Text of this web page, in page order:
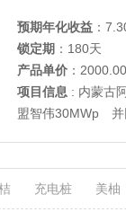
预期年化收益 ：
锁定期 ：180天
产品单价 ：
项目信息 : 内蒙古
盟智伟30MWp 并
充电桩 美柚